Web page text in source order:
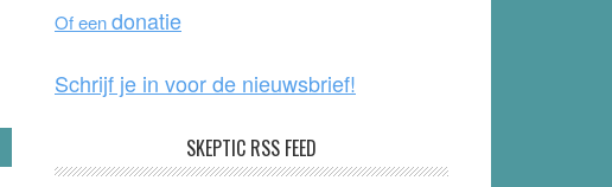
k
Of eendonatie
Schrijf je in voor de nieuwsbrief!
SKEPTIC RSS FEED